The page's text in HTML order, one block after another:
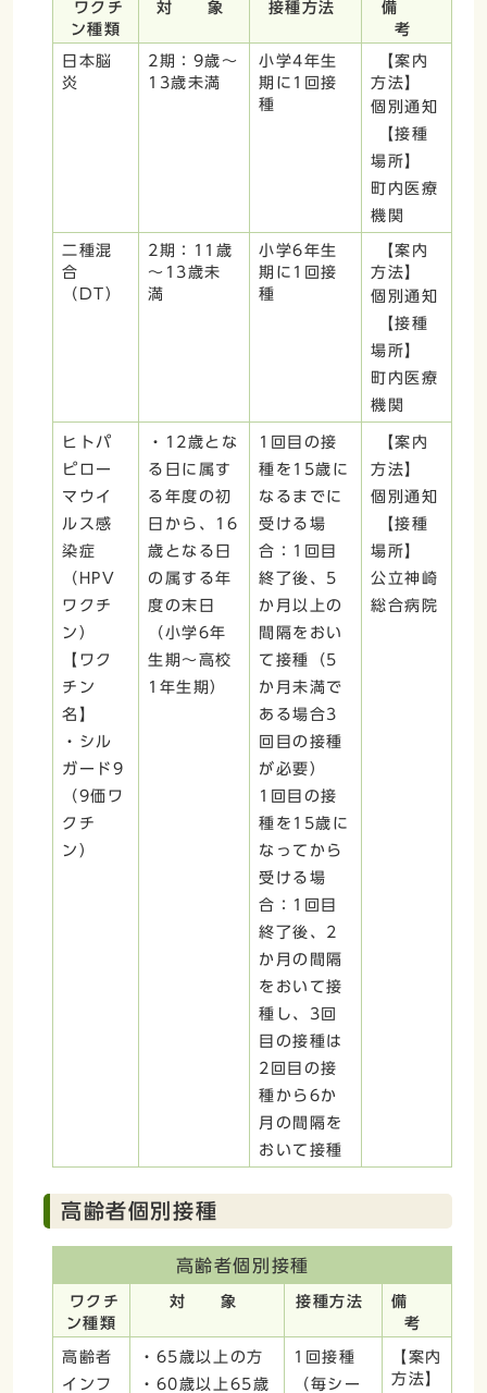
ワクチ
ン種類
対 象 接種方法
備
考
日本脳
炎
2期：9歳～
13歳未満
小学4年生
期に1回接
種
【案内
方法】
個別通知
【接種
場所】
町内医療
機関
二種混
合
（DT）
2期：11歳
～13歳未
満
小学6年生
期に1回接
種
【案内
方法】
個別通知
【接種
場所】
町内医療
機関
ヒトパ
ピロー
マウイ
ルス感
染症
（HPV
ワクチ
ン）
【ワク
チン
名】
・シル
ガード9
（9価ワ
クチ
ン）
・12歳とな
る日に属す
る年度の初
日から、16
歳となる日
の属する年
度の末日
（小学6年
生期～高校
1年生期）
1回目の接
種を15歳に
なるまでに
受ける場
合：1回目
終了後、5
か月以上の
間隔をおい
て接種（5
か月未満で
ある場合3
回目の接種
が必要）
1回目の接
種を15歳に
なってから
受ける場
合：1回目
終了後、2
か月の間隔
をおいて接
種し、3回
目の接種は
2回目の接
種から6か
月の間隔を
おいて接種
【案内
方法】
個別通知
【接種
場所】
公立神崎
総合病院
高齢者個別接種
高齢者個別接種
ワクチ
ン種類
対 象 接種方法
備
考
高齢者
インフ
・65歳以上の方
・60歳以上65歳
1回接種
（毎シー
【案内
方法】